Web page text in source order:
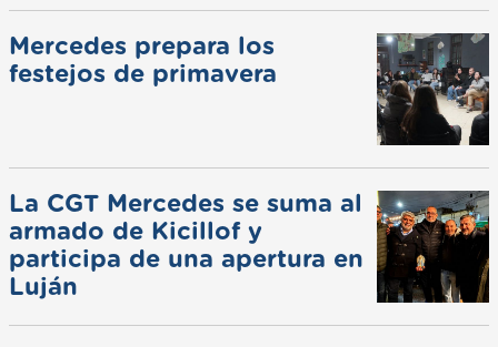
Mercedes prepara los
festejos de primavera
La CGT Mercedes se suma al
armado de Kicillof y
participa de una apertura en
Luján